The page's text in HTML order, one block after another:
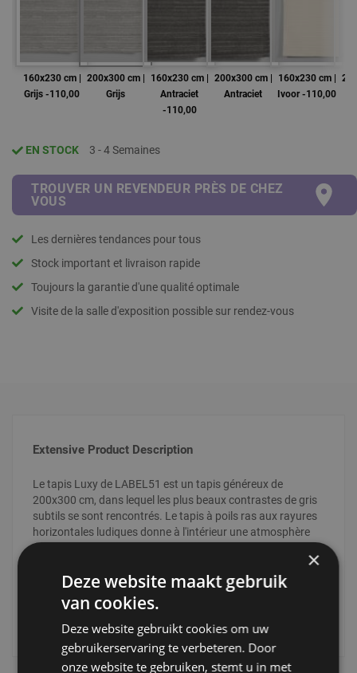
160x230 cm |
Grijs -110,00
200x300 cm |
Grijs
160x230 cm |
Antraciet
-110,00
200x300 cm |
Antraciet
160x230 cm |
Ivoor -110,00
EN STOCK 3 - 4 Semaines
TROUVER UN REVENDEUR PRÈS DE CHEZ
VOUS
Les dernières tendances pour tous
Stock important et livraison rapide
Toujours la garantie d'une qualité optimale
Visite de la salle d'exposition possible sur rendez-vous
Extensive Product Description
Le tapis Luxy de LABEL51 est un tapis généreux de
200x300 cm, dans lequel les plus beaux contrastes de gris
subtils se sont rencontrés. Le tapis à poils ras aux rayures
horizontales ludiques donne à l'intérieur une atmosphère
agréable et chaleureuse.
Le tapis Luxy est un tapis rectangulaire de 200x300 cm, de
couleur gris, avec le dessus en laine, un matériau durable.
Luxy a des lignes ludiques sous forme d'impression
découpée, ce qui donne un look moderne. Le dessous du
tapis est composé à 100% de coton, ce qui garantit que le
tapis reste en place sur le sol.
Read more
×
Deze website maakt gebruik
van cookies.
Deze website gebruikt cookies om uw
gebruikerservaring te verbeteren. Door
onze website te gebruiken, stemt u in met